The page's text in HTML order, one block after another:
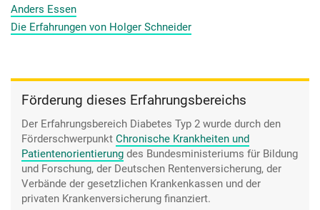
Anders Essen
Die Erfahrungen von Holger Schneider
Förderung dieses Erfahrungsbereichs
Der Erfahrungsbereich Diabetes Typ 2 wurde durch den
Förderschwerpunkt Chronische Krankheiten und
Patientenorientierung des Bundesministeriums für Bildung
und Forschung, der Deutschen Rentenversicherung, der
Verbände der gesetzlichen Krankenkassen und der
privaten Krankenversicherung finanziert.